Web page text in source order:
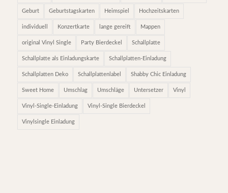
Geburt Geburtstagskarten Heimspiel Hochzeitskarten
individuell Konzertkarte lange gereift Mappen
original Vinyl Single Party Bierdeckel Schallplatte
Schallplatte als Einladungskarte Schallplatten-Einladung
Schallplatten Deko Schallplattenlabel Shabby Chic Einladung
Sweet Home Umschlag Umschläge Untersetzer Vinyl
Vinyl-Single-Einladung Vinyl-Single Bierdeckel
Vinylsingle Einladung